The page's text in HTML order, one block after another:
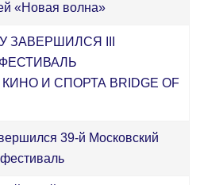
«Новая волна»
ЗАВЕРШИЛСЯ III
И СПОРТА BRIDGE OF
39-й Московский